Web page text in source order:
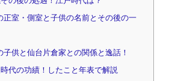
正室・側室と子供の名前とその後の一
子供と仙台片倉家との関係と逸話！
代の功績！したこと年表で解説